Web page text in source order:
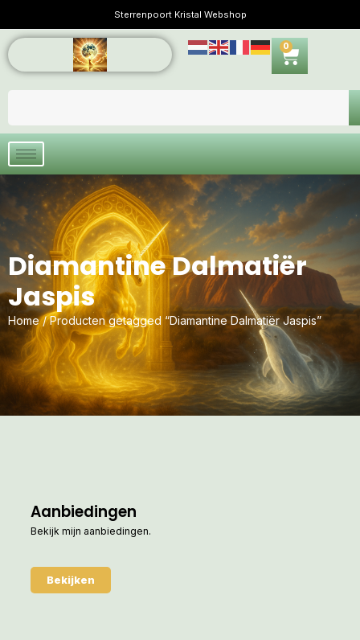
Sterrenpoort Kristal Webshop
0
Diamantine Dalmatiër
Jaspis
Home/ Producten getagged “Diamantine Dalmatiër Jaspis”
Aanbiedingen
Bekijk mijn aanbiedingen.
Bekijken